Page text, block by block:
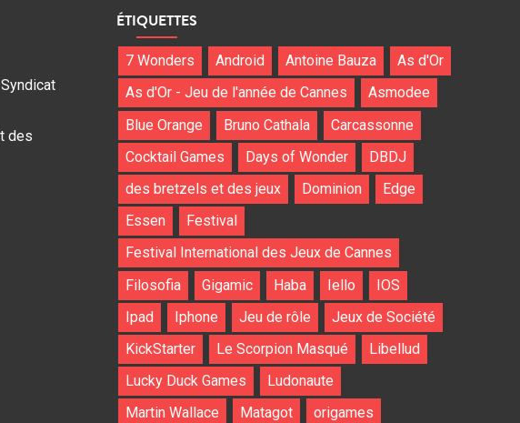
des
ÉTIQUETTES
7 Wonders Android Antoine Bauza
As d'Or
As d'Or - Jeu de l'année de Cannes
Asmodee
Blue Orange
Bruno Cathala
Carcassonne
Cocktail Games
Days of Wonder
DBDJ
des bretzels et des jeux
Dominion
Edge
Essen
Festival
Festival International des Jeux de Cannes
Filosofia
Gigamic Haba Iello
IOS
Ipad
Iphone Jeu de rôle
Jeux de Société
KickStarter
Le Scorpion Masqué
Libellud
Lucky Duck Games
Ludonaute
Martin Wallace
Matagot origames